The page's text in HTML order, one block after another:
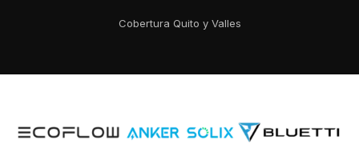
Cobertura Quito y Valles